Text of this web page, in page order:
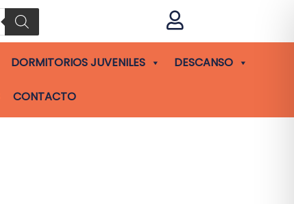

DORMITORIOS JUVENILES DESCANSO
CONTACTO